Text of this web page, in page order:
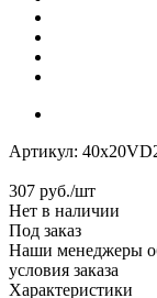
Артикул:
307 руб./шт
Нет в наличии
Под заказ
Наши менеджеры
условия заказа
Характеристики